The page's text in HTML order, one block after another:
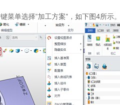
菜单选择”加工方案”，如下图4所示